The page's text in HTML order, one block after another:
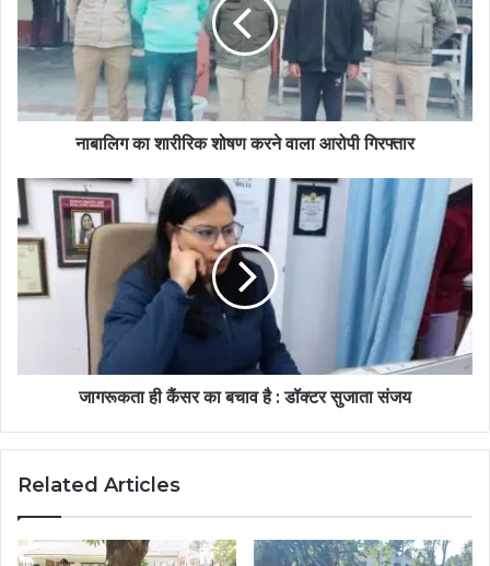
नाबालिग का शारीरिक शोषण करने वाला आरोपी गिरफ्तार
जागरूकता ही कैंसर का बचाव है : डॉक्टर सुजाता संजय
Related Articles